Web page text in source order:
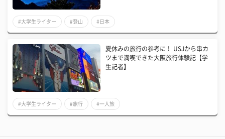
#大学生ライター #登山 #日本
夏休みの旅行の参考に！ USJから串カ
ツまで満喫できた大阪旅行体験記【学
生記者】
#大学生ライター #旅行 #一人旅